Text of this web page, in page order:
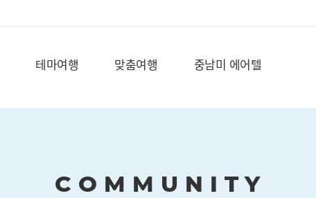
테마여행 맞춤여행 중남미 에어텔
COMMUNITY